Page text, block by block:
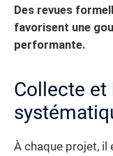
Des revues
favorisent une
performante.
Collecte
À chaque projet, il